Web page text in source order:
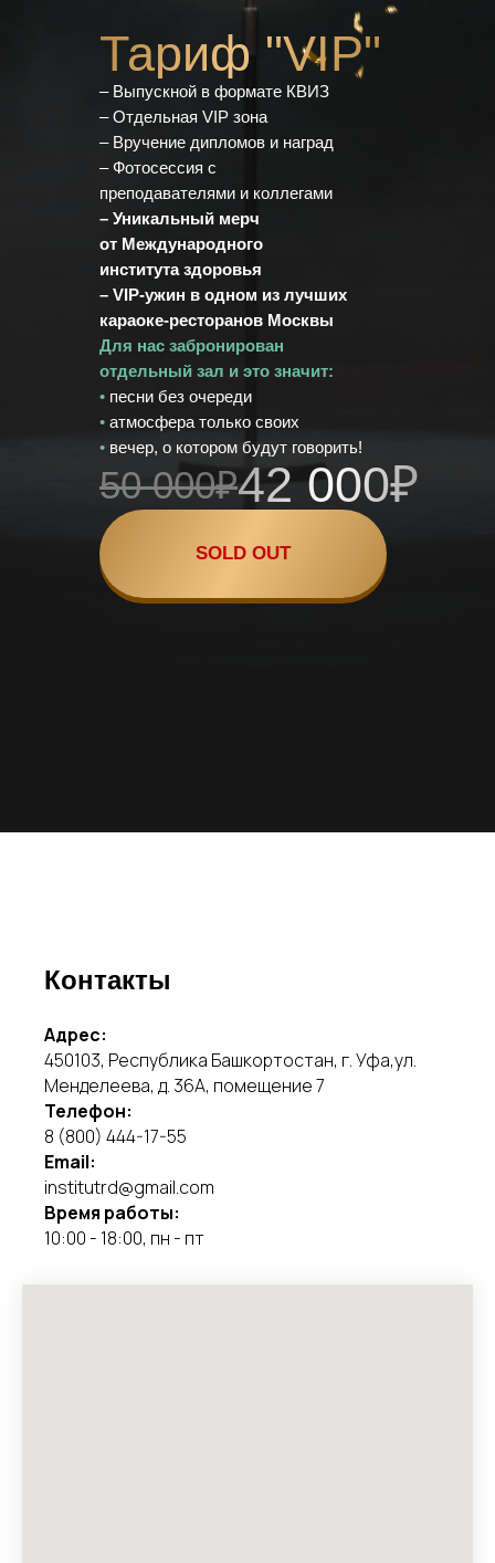
Тариф "VIP"
– Выпускной в формате КВИЗ
– Отдельная VIP зона
– Вручение дипломов и наград
– Фотосессия с
преподавателями и коллегами
– Уникальный мерч
от Международного
института здоровья
– VIP-ужин в одном из лучших
караоке-ресторанов Москвы
Для нас забронирован
отдельный зал и это значит:
• песни без очереди
• атмосфера только своих
• вечер, о котором будут говорить!
50 000₽42 000₽
SOLD OUT
Контакты
Адрес:
450103, Республика Башкортостан, г. Уфа,ул.
Менделеева, д. 36А, помещение 7
Телефон:
8 (800) 444-17-55
Email:
institutrd@gmail.com
Время работы:
10:00 - 18:00, пн - пт